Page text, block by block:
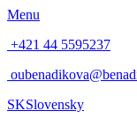
Menu
+421 44 5595237
SKSlovensky